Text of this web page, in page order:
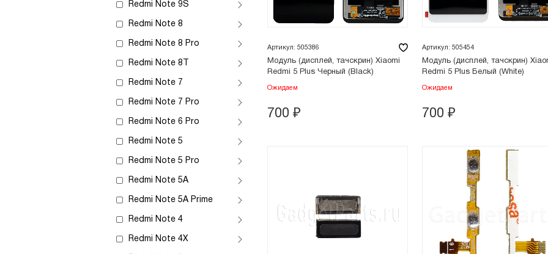
Redmi Note 9S
Redmi Note 8
Redmi Note 8 Pro
Redmi Note 8T
Redmi Note 7
Redmi Note 7 Pro
Redmi Note 6 Pro
Redmi Note 5
Redmi Note 5 Pro
Redmi Note 5A
Redmi Note 5A Prime
Redmi Note 4
Redmi Note 4X
Артикул: 505386
Модуль (дисплей, тачскрин) Xiaomi
Redmi 5 Plus Черный (Black)
Ожидаем
700 ₽
Артикул: 505454
Модуль (дисплей, тачскрин)
Redmi 5 Plus Белый (White)
Ожидаем
700 ₽